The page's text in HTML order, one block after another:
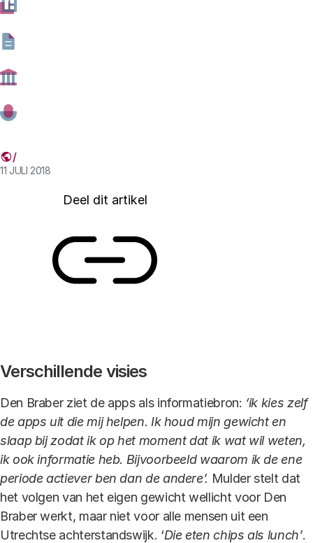
reikt hun impact verder dan we denken? In ’t Dolhuys/
(promotor van digitale gezondheidszorg) Maarten den
Braber, filosofe Marjolein Lanzing en journalist Frank
Mulder in gesprek met elkaar en het publiek.
Onderzoeker Maartje Niezen (Rathenau Instituut) was
gespreksleider.
11 JULI 2018
Deel dit artikel
Verschillende visies
Den Braber ziet de apps als informatiebron: ‘ik kies zelf
de apps uit die mij helpen. Ik houd mijn gewicht en
slaap bij zodat ik op het moment dat ik wat wil weten,
ik ook informatie heb. Bijvoorbeeld waarom ik de ene
periode actiever ben dan de andere’. Mulder stelt dat
het volgen van het eigen gewicht wellicht voor Den
Braber werkt, maar niet voor alle mensen uit een
Utrechtse achterstandswijk. ‘Die eten chips als lunch’.